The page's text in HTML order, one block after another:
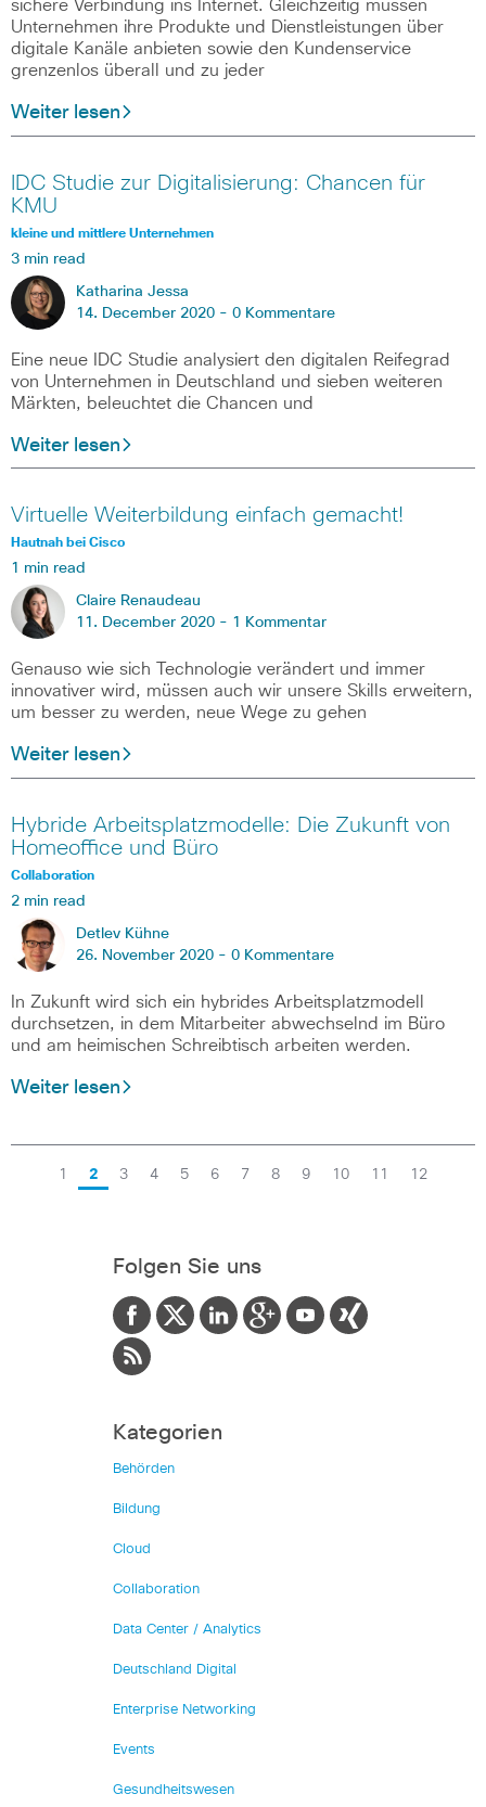
sichere Verbindung ins Internet. Gleichzeitig müssen
Unternehmen ihre Produkte und Dienstleistungen über
digitale Kanäle anbieten sowie den Kundenservice
grenzenlos überall und zu jeder
Weiter lesen
IDC Studie zur Digitalisierung: Chancen für
KMU
kleine und mittlere Unternehmen
3 min read
Katharina Jessa
14. December 2020 - 0 Kommentare
Eine neue IDC Studie analysiert den digitalen Reifegrad
von Unternehmen in Deutschland und sieben weiteren
Märkten, beleuchtet die Chancen und
Weiter lesen
Virtuelle Weiterbildung einfach gemacht!
Hautnah bei Cisco
1 min read
Claire Renaudeau
11. December 2020 - 1 Kommentar
Genauso wie sich Technologie verändert und immer
innovativer wird, müssen auch wir unsere Skills erweitern,
um besser zu werden, neue Wege zu gehen
Weiter lesen
Hybride Arbeitsplatzmodelle: Die Zukunft von
Homeoffice und Büro
Collaboration
2 min read
Detlev Kühne
26. November 2020 - 0 Kommentare
In Zukunft wird sich ein hybrides Arbeitsplatzmodell
durchsetzen, in dem Mitarbeiter abwechselnd im Büro
und am heimischen Schreibtisch arbeiten werden.
Weiter lesen
1 2 3 4 5 6 7 8 9 10 11 12
Folgen Sie uns
Kategorien
Behörden
Bildung
Cloud
Collaboration
Data Center / Analytics
Deutschland Digital
Enterprise Networking
Events
Gesundheitswesen